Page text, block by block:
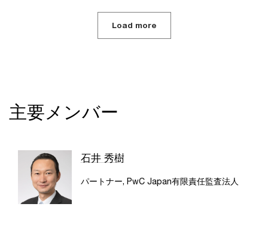
Load more
主要メンバー
石井 秀樹
パートナー, PwC Japan有限責任監査法人